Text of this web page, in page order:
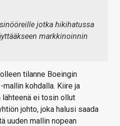
jotka hikihatussa
markkinoinnin
tilanne Boeingin
kohdalla. Kiire ja
lähteenä ei tosin ollut
johto, joka halusi saada
uuden mallin nopean